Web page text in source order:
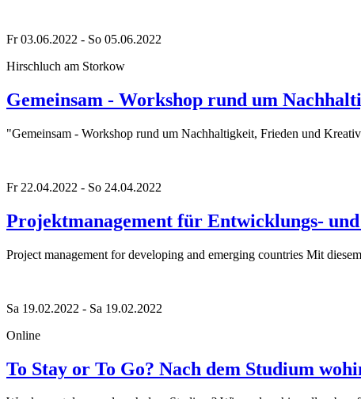
Fr 03.06.2022 - So 05.06.2022
Hirschluch am Storkow
Gemeinsam - Workshop rund um
"Gemeinsam - Workshop rund um Nachhaltigkeit, Frieden und
Fr 22.04.2022 - So 24.04.2022
Projektmanagement für Entwicklungs-
Project management for developing and emerging countries Mit
Sa 19.02.2022 - Sa 19.02.2022
Online
To Stay or To Go? Nach dem Studium